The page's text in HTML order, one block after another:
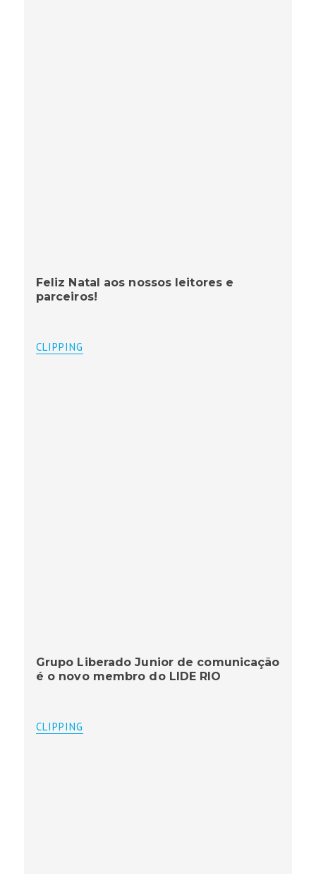
Feliz Natal aos nossos leitores e
parceiros!
CLIPPING
Grupo Liberado Junior de comunicação
é o novo membro do LIDE RIO
CLIPPING